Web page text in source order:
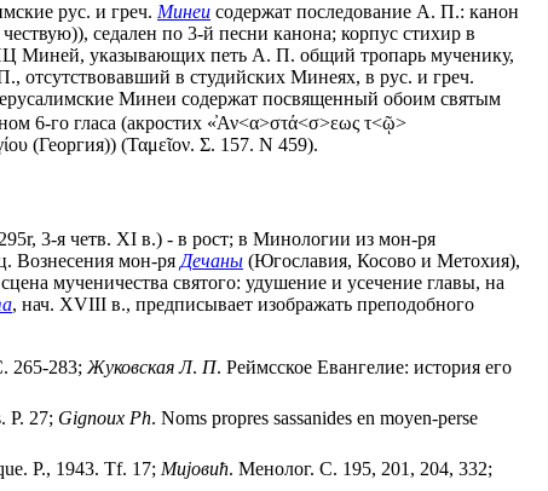
рус. и греч. Минеи содержат последование А. П.: канон
седален по 3-й песни канона; корпус стихир в
Миней, указывающих петь А. П. общий тропарь мученику,
отсутствовавший в студийских Минеях, в рус. и греч.
Минеи содержат посвященный обоим святым
6-го гласа (акростих «̓Αν<α>στά<σ>εως τ<ῷ>
(Георгия)) (Ταμεῖον. Σ. 157. Ν 459).
3-я четв. XI в.) - в рост; в Минологии из мон-ря
Вознесения мон-ря Дечаны (Югославия, Косово и Метохия),
мученичества святого: удушение и усечение главы, на
, нач. XVIII в., предписывает изображать преподобного
265-283; Жуковская Л. П. Реймсское Евангелие: история его
P. 27; Gignoux Ph. Noms propres sassanides en moyen-perse
P., 1943. Tf. 17; Миjовић. Менолог. C. 195, 201, 204, 332;